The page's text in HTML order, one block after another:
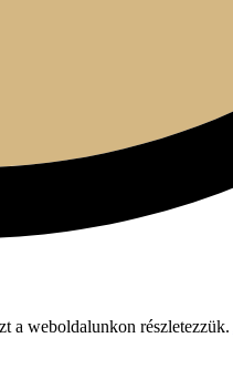
a weboldalunkon részletezzük.